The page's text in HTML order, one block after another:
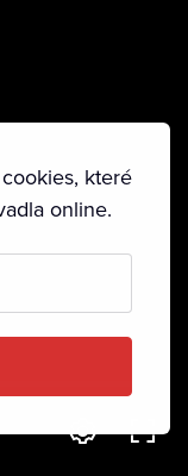
které
online.